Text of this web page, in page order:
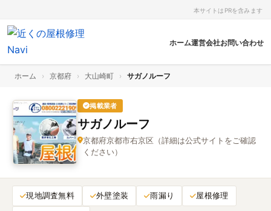
本サイトはPRを含みます
ホーム運営会社お問い合わせ
ホーム › 京都府 › 大山崎町 › サガノルーフ
掲載業者
サガノルーフ
京都府京都市右京区（詳細は公式サイトをご確認
ください）
現地調査無料 外壁塗装 雨漏り 屋根修理